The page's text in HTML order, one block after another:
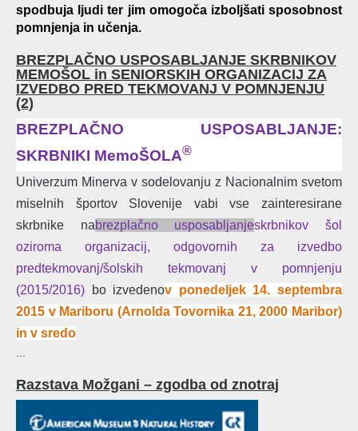
spodbuja ljudi ter jim omogoča izboljšati sposobnost
pomnjenja in učenja.
BREZPLAČNO USPOSABLJANJE SKRBNIKOV
MEMOŠOL in SENIORSKIH ORGANIZACIJ ZA
IZVEDBO PRED TEKMOVANJ V POMNJENJU
(2)
BREZPLAČNO USPOSABLJANJE:
SKRBNIKI MemoŠOLA®
Univerzum Minerva v sodelovanju z Nacionalnim svetom
miselnih športov Slovenije vabi vse zainteresirane
skrbnike nabrezplačno usposabljanjeskrbnikov šol
oziroma organizacij, odgovornih za izvedbo
predtekmovanj/šolskih tekmovanj v pomnjenju
(2015/2016)
bo izvedenov ponedeljek 14. septembra
2015 v Mariboru (Arnolda Tovornika 21, 2000 Maribor)
in v sredo
Razstava Možgani – zgodba od znotraj